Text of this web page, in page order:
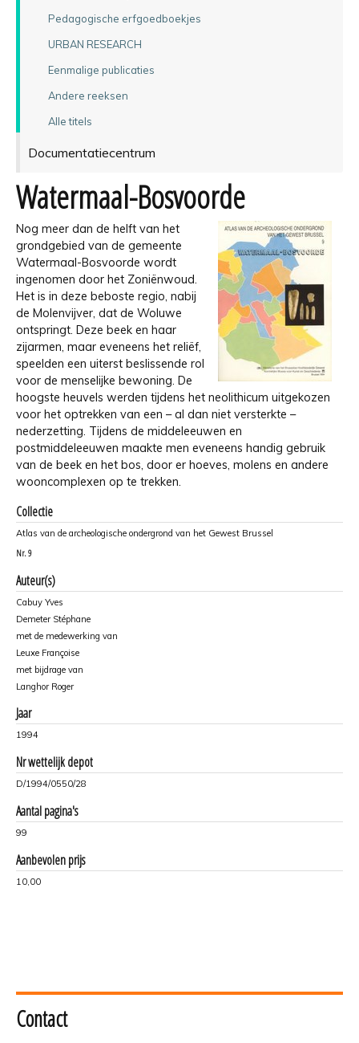
Pedagogische erfgoedboekjes
URBAN RESEARCH
Eenmalige publicaties
Andere reeksen
Alle titels
Documentatiecentrum
Watermaal-Bosvoorde
Nog meer dan de helft van het
grondgebied van de gemeente
Watermaal-Bosvoorde wordt
ingenomen door het Zoniënwoud.
Het is in deze beboste regio, nabij
de Molenvijver, dat de Woluwe
ontspringt. Deze beek en haar
zijarmen, maar eveneens het reliëf,
speelden een uiterst beslissende rol
voor de menselijke bewoning. De
hoogste heuvels werden tijdens het neolithicum uitgekozen
voor het optrekken van een – al dan niet versterkte –
nederzetting. Tijdens de middeleeuwen en
postmiddeleeuwen maakte men eveneens handig gebruik
van de beek en het bos, door er hoeves, molens en andere
wooncomplexen op te trekken.
Collectie
Atlas van de archeologische ondergrond van het Gewest Brussel
Nr. 9
Auteur(s)
Cabuy Yves
Demeter Stéphane
met de medewerking van
Leuxe Françoise
met bijdrage van
Langhor Roger
Jaar
1994
Nr wettelijk depot
D/1994/0550/28
Aantal pagina's
99
Aanbevolen prijs
10,00
Contact